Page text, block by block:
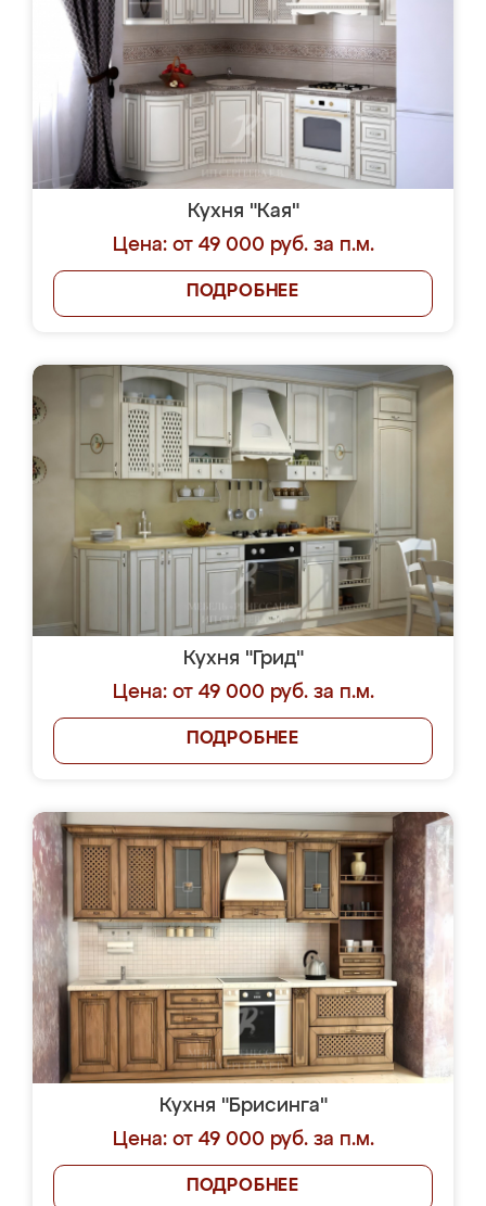
Кухня "Кая"
Цена: от 49 000 руб. за п.м.
ПОДРОБНЕЕ
Кухня "Грид"
Цена: от 49 000 руб. за п.м.
ПОДРОБНЕЕ
Кухня "Брисинга"
Цена: от 49 000 руб. за п.м.
ПОДРОБНЕЕ